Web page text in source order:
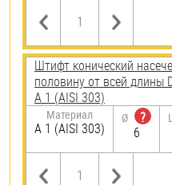
Штифт конический
половину от всей длины
А 1 (AISI 303)
Материал
А 1 (AISI 303)
Ø
?
6